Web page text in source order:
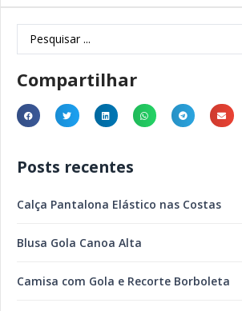
Compartilhar
Posts recentes
Calça Pantalona Elástico nas Costas
Blusa Gola Canoa Alta
Camisa com Gola e Recorte Borboleta